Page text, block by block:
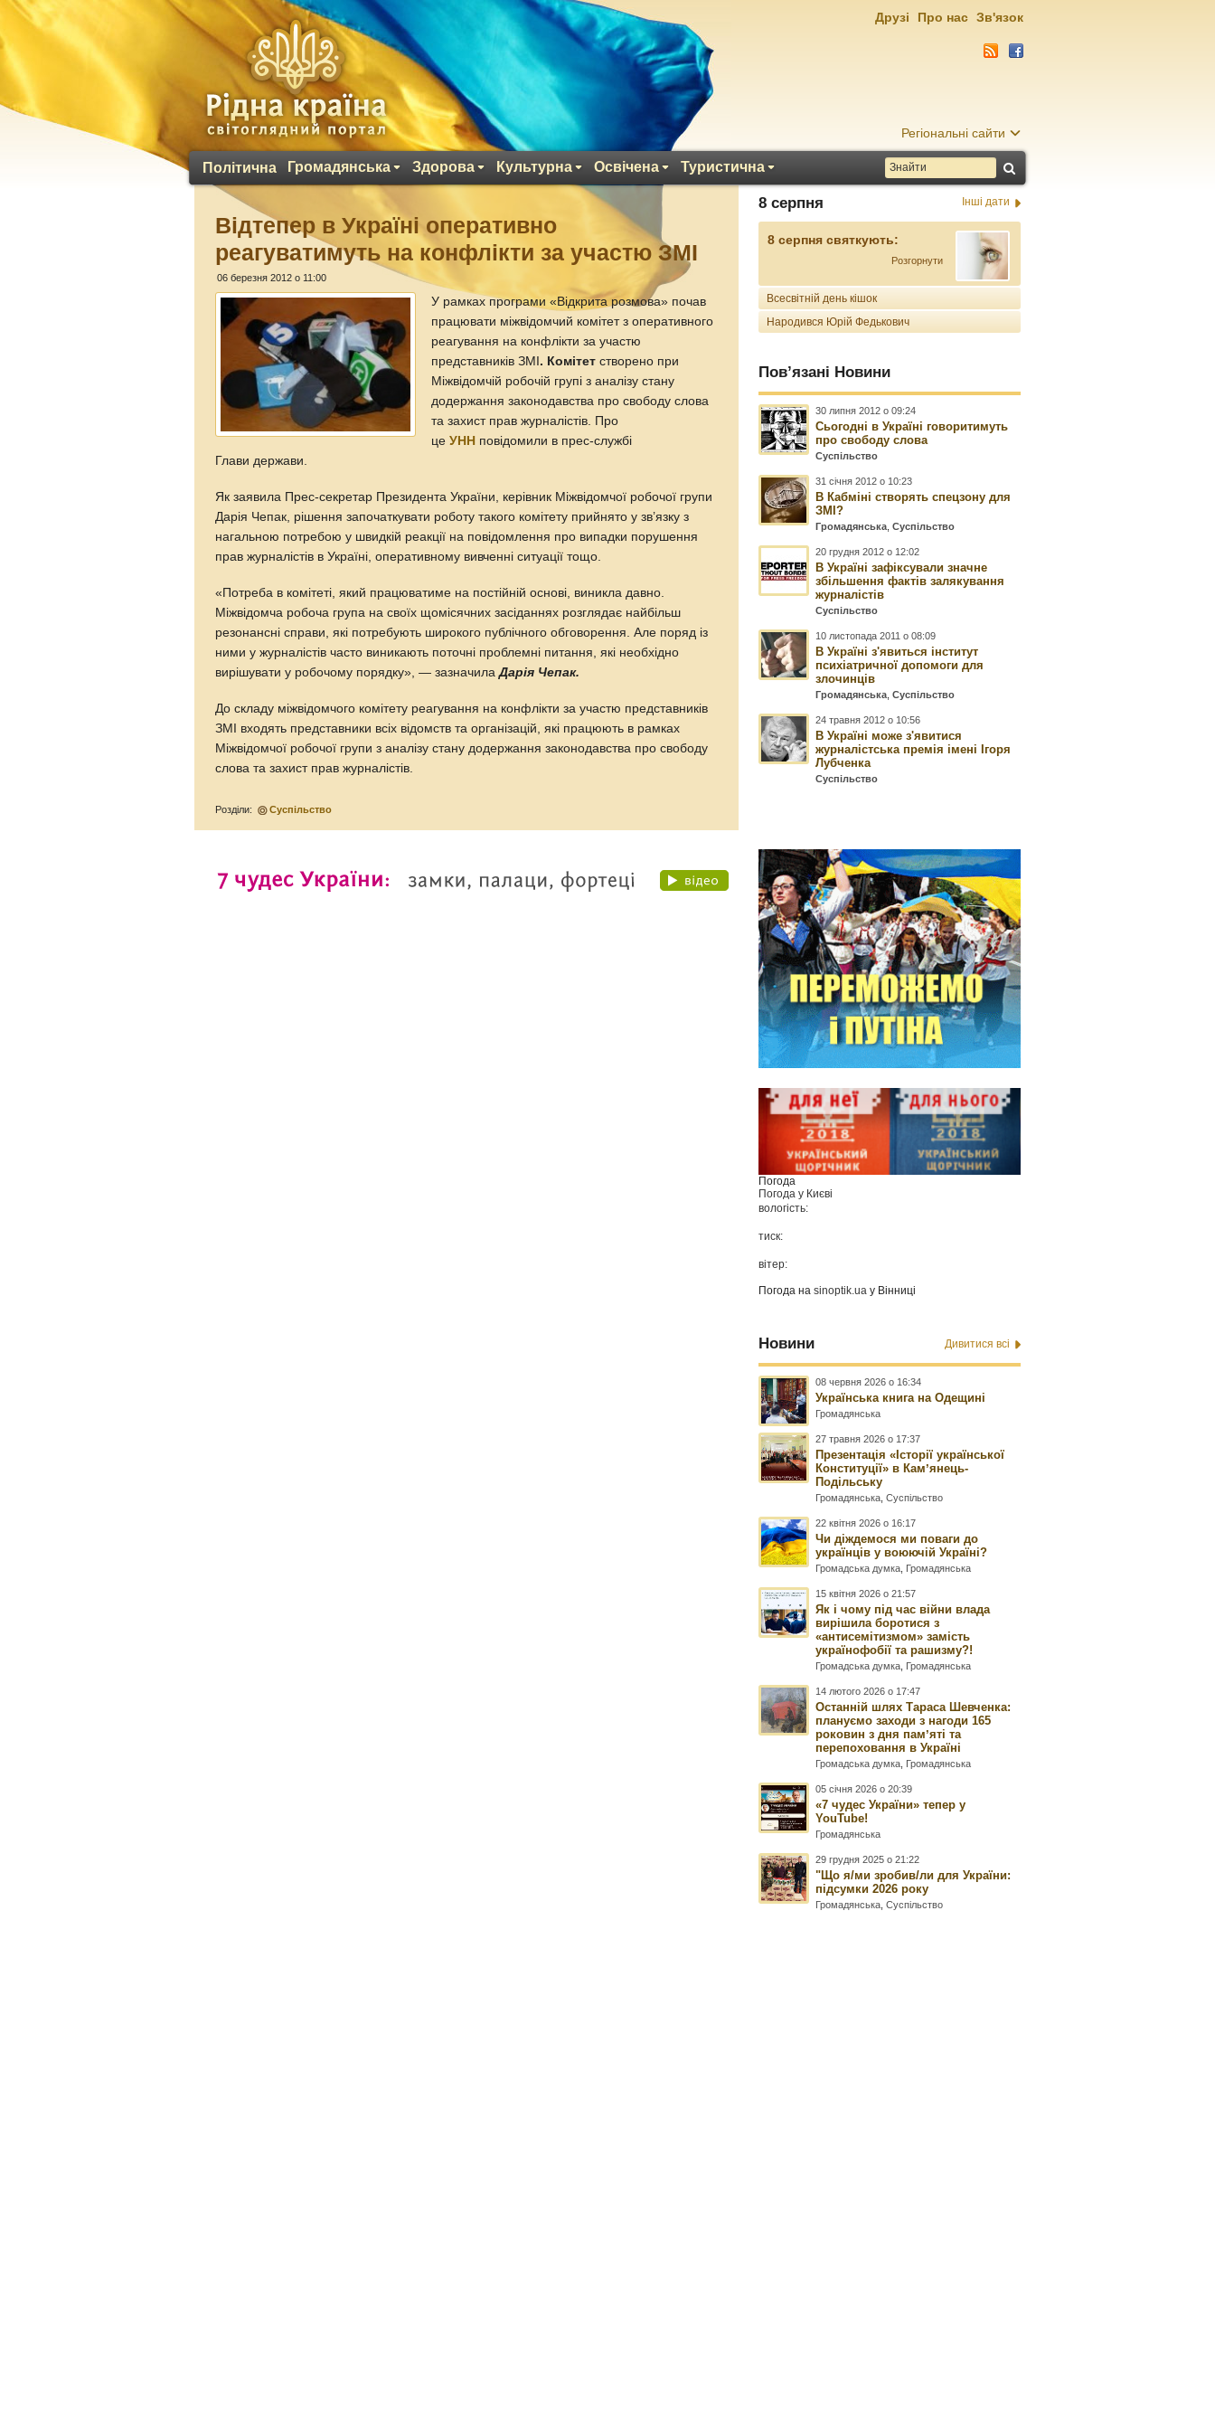
Регіональні сайти
Політична Громадянська Здорова Культурна Освічена Туристична
Друзі Про нас Зв'язок
Відтепер в Україні оперативно
реагуватимуть на конфлікти за участю ЗМІ
06 березня 2012 о 11:00
У рамках програми «Відкрита розмова» почав
працювати міжвідомчий комітет з оперативного
реагування на конфлікти за участю
представників ЗМІ . Комітет створено при
Міжвідомчій робочій групі з аналізу стану
додержання законодавства про свободу слова
та захист прав журналістів. Про
цеУНН повідомили в прес-службі
Глави держави.
Як заявила Прес-секретар Президента України, керівник Міжвідомчої робочої групи
Дарія Чепак, рішення започаткувати роботу такого комітету прийнято у зв’язку з
нагальною потребою у швидкій реакції на повідомлення про випадки порушення
прав журналістів в Україні, оперативному вивченні ситуації тощо.
«Потреба в комітеті, який працюватиме на постійній основі, виникла давно.
Міжвідомча робоча група на своїх щомісячних засіданнях розглядає найбільш
резонансні справи, які потребують широкого публічного обговорення. Але поряд із
ними у журналістів часто виникають поточні проблемні питання, які необхідно
вирішувати у робочому порядку», — зазначилаДарія Чепак.
До складу міжвідомчого комітету реагування на конфлікти за участю представників
ЗМІ входять представники всіх відомств та організацій, які працюють в рамках
Міжвідомчої робочої групи з аналізу стану додержання законодавства про свободу
слова та захист прав журналістів.
Розділи: Суспільство
8 серпня Інші дати
8 серпня святкують:
Розгорнути
Всесвітній день кішок
Народився Юрій Федькович
Пов’язані Новини
30 липня 2012 о 09:24
Сьогодні в Україні говоритимуть
про свободу слова
Суспільство
31 січня 2012 о 10:23
В Кабміні створять спецзону для
ЗМІ?
Громадянська ,Суспільство
20 грудня 2012 о 12:02
В Україні зафіксували значне
збільшення фактів залякування
журналістів
Суспільство
10 листопада 2011 о 08:09
В Україні з'явиться інститут
психіатричної допомоги для
злочинців
Громадянська ,Суспільство
24 травня 2012 о 10:56
В Україні може з'явитися
журналістська премія імені Ігоря
Лубченка
Суспільство
Погода
Погода у Києві
вологість:
тиск:
вітер:
Погода наsinoptik.ua у Вінниці
Новини Дивитися всі
08 червня 2026 о 16:34
Українська книга на Одещині
Громадянська
27 травня 2026 о 17:37
Презентація «Історії української
Конституції» в Камʼянець-
Подільську
Громадянська ,Суспільство
22 квітня 2026 о 16:17
Чи діждемося ми поваги до
українців у воюючій Україні?
Громадська думка Громадянська
15 квітня 2026 о 21:57
Як і чому під час війни влада
вирішила боротися з
«антисемітизмом» замість
українофобії та рашизму?!
Громадська думка Громадянська
14 лютого 2026 о 17:47
Останній шлях Тараса Шевченка:
плануємо заходи з нагоди 165
роковин з дня памʼяті та
перепоховання в Україні
Громадська думка Громадянська
05 січня 2026 о 20:39
«7 чудес України» тепер у
YouTube!
Громадянська
29 грудня 2025 о 21:22
"Що я/ми зробив/ли для України:
підсумки 2026 року
Громадянська ,Суспільство